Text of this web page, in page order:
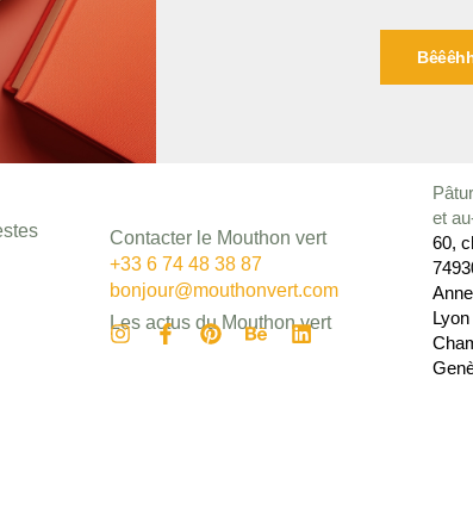
Contacter le Mouthon vert
+33 6 74 48 38 87
bonjour@mouthonvert.com
Les actus du Mouthon vert
et
60,
Lyon